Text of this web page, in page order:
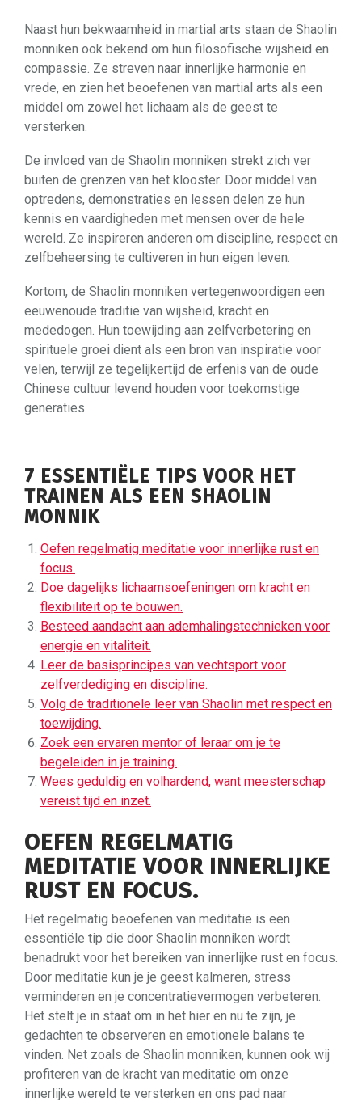
Naast hun bekwaamheid in martial arts staan de Shaolin
monniken ook bekend om hun filosofische wijsheid en
compassie. Ze streven naar innerlijke harmonie en
vrede, en zien het beoefenen van martial arts als een
middel om zowel het lichaam als de geest te
versterken.
De invloed van de Shaolin monniken strekt zich ver
buiten de grenzen van het klooster. Door middel van
optredens, demonstraties en lessen delen ze hun
kennis en vaardigheden met mensen over de hele
wereld. Ze inspireren anderen om discipline, respect en
zelfbeheersing te cultiveren in hun eigen leven.
Kortom, de Shaolin monniken vertegenwoordigen een
eeuwenoude traditie van wijsheid, kracht en
mededogen. Hun toewijding aan zelfverbetering en
spirituele groei dient als een bron van inspiratie voor
velen, terwijl ze tegelijkertijd de erfenis van de oude
Chinese cultuur levend houden voor toekomstige
generaties.
7 ESSENTIËLE TIPS VOOR HET
TRAINEN ALS EEN SHAOLIN
MONNIK
Oefen regelmatig meditatie voor innerlijke rust en
focus.
Doe dagelijks lichaamsoefeningen om kracht en
flexibiliteit op te bouwen.
Besteed aandacht aan ademhalingstechnieken voor
energie en vitaliteit.
Leer de basisprincipes van vechtsport voor
zelfverdediging en discipline.
Volg de traditionele leer van Shaolin met respect en
toewijding.
Zoek een ervaren mentor of leraar om je te
begeleiden in je training.
Wees geduldig en volhardend, want meesterschap
vereist tijd en inzet.
OEFEN REGELMATIG
MEDITATIE VOOR INNERLIJKE
RUST EN FOCUS.
Het regelmatig beoefenen van meditatie is een
essentiële tip die door Shaolin monniken wordt
benadrukt voor het bereiken van innerlijke rust en focus.
Door meditatie kun je je geest kalmeren, stress
verminderen en je concentratievermogen verbeteren.
Het stelt je in staat om in het hier en nu te zijn, je
gedachten te observeren en emotionele balans te
vinden. Net zoals de Shaolin monniken, kunnen ook wij
profiteren van de kracht van meditatie om onze
innerlijke wereld te versterken en ons pad naar